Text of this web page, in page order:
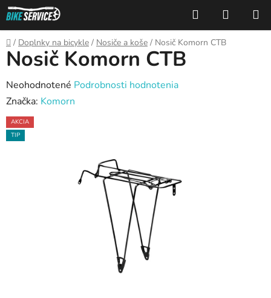
Prejsť
na
obsah
Hľadať
KOŠÍK
Domov
/ Doplnky na bicykle / Nosiče a koše / Nosič Komorn CTB
Nosič Komorn CTB
Priemerné
hodnotenie
produktu
je
Neohodnotené Podrobnosti hodnotenia
Značka: Komorn
AKCIA
TIP